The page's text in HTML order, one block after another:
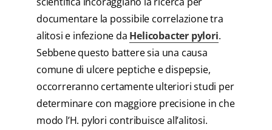
documentare la possibile correlazione tra
alitosi e infezione da Helicobacter pylori.
Sebbene questo battere sia una causa
comune di ulcere peptiche e dispepsie,
occorreranno certamente ulteriori studi per
determinare con maggiore precisione in che
modo l’H. pylori contribuisce all’alitosi.